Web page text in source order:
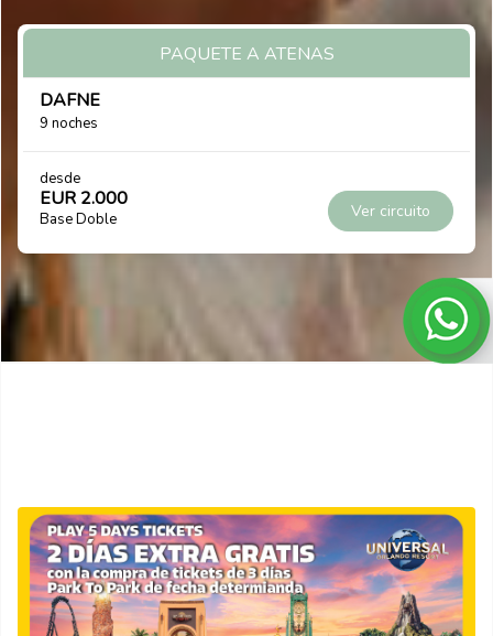
PAQUETE A HELSINKI
DESCUBRA EL BÁLTICO
9 noches
desde
EUR 2.325
Base Doble Ver circuito